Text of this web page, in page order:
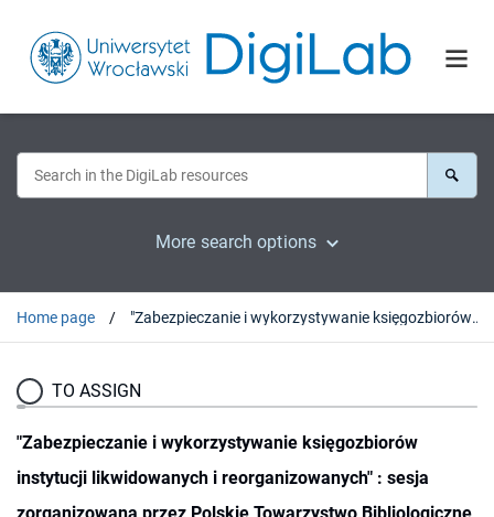
More search options
Home page "Zabezpieczanie i wykorzystywanie księgozbiorów instytucji likwidowanych i reorganizowanych" : sesja zorganizowana przez Polskie Towarzystwo Bibliologiczne Warszawa, 25 lutego 1993 r.
TO ASSIGN
"Zabezpieczanie i wykorzystywanie księgozbiorów
instytucji likwidowanych i reorganizowanych" : sesja
zorganizowana przez Polskie Towarzystwo Bibliologiczne